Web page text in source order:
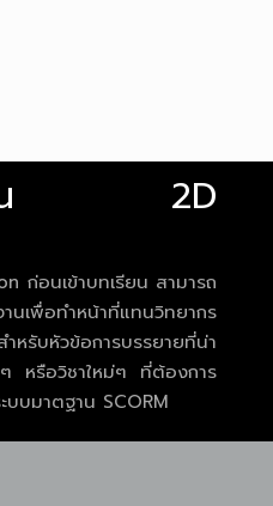
งาน 2D
ก่อนเข้าบทเรียน สามารถ
นเพื่อทำหน้าที่แทนวิทยากร
รับหัวข้อการบรรยายที่น่า
หรือวิชาใหม่ๆ ที่ต้องการ
บบมาตฐาน SCORM